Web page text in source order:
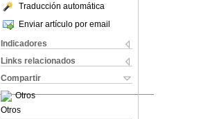
Traducción automática
Enviar artículo por email
Indicadores
Links relacionados
Compartir
Otros
Otros